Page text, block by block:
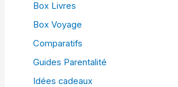
Box Livres
Box Voyage
Comparatifs
Guides Parentalité
Idées cadeaux